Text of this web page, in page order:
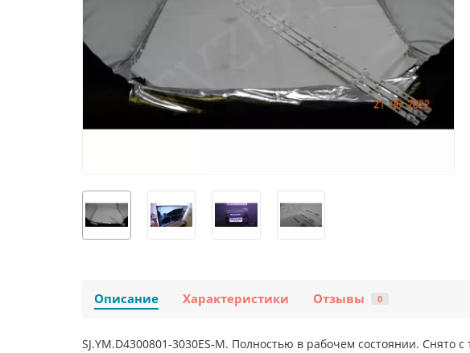
Описание Характеристики Отзывы 0
SJ.YM.D4300801-3030ES-M. Полностью в рабочем состоянии. Снято